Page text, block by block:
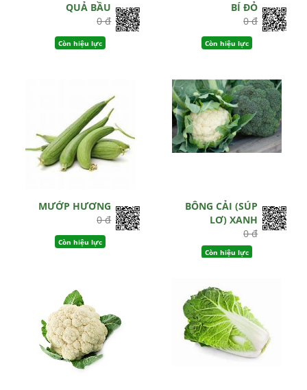
QUẢ BẦU
0 đ
Còn hiệu lực
BÍ ĐỎ
0 đ
Còn hiệu lực
MƯỚP HƯƠNG
0 đ
Còn hiệu lực
BÔNG CẢI (SÚP
LƠ) XANH
0 đ
Còn hiệu lực